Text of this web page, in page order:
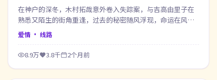
在神户的深冬，木村拓哉意外卷入失踪案，与吉高由里子在
熟悉又陌生的街角重逢，过去的秘密随风浮现，命运在风雨
之间悄然改写。
爱情 · 线路
8.9万 3.8千 2个月前